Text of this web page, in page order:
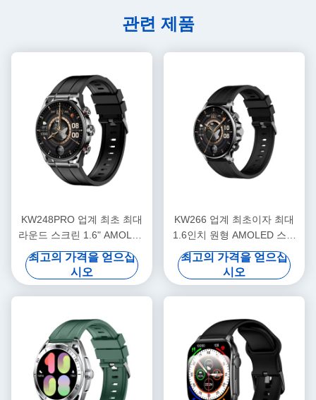
관련 제품
KW248PRO 업계 최초 최대
라운드 스크린 1.6" AMOLED
시계
최고의 가격을 얻으십
시오
KW266 업계 최초이자 최대
1.6인치 원형 AMOLED 스마
트워치 (블루투스 통화 기능
포함) 고급 센서
최고의 가격을 얻으십
시오